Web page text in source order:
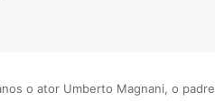
o ator Umberto Magnani, o